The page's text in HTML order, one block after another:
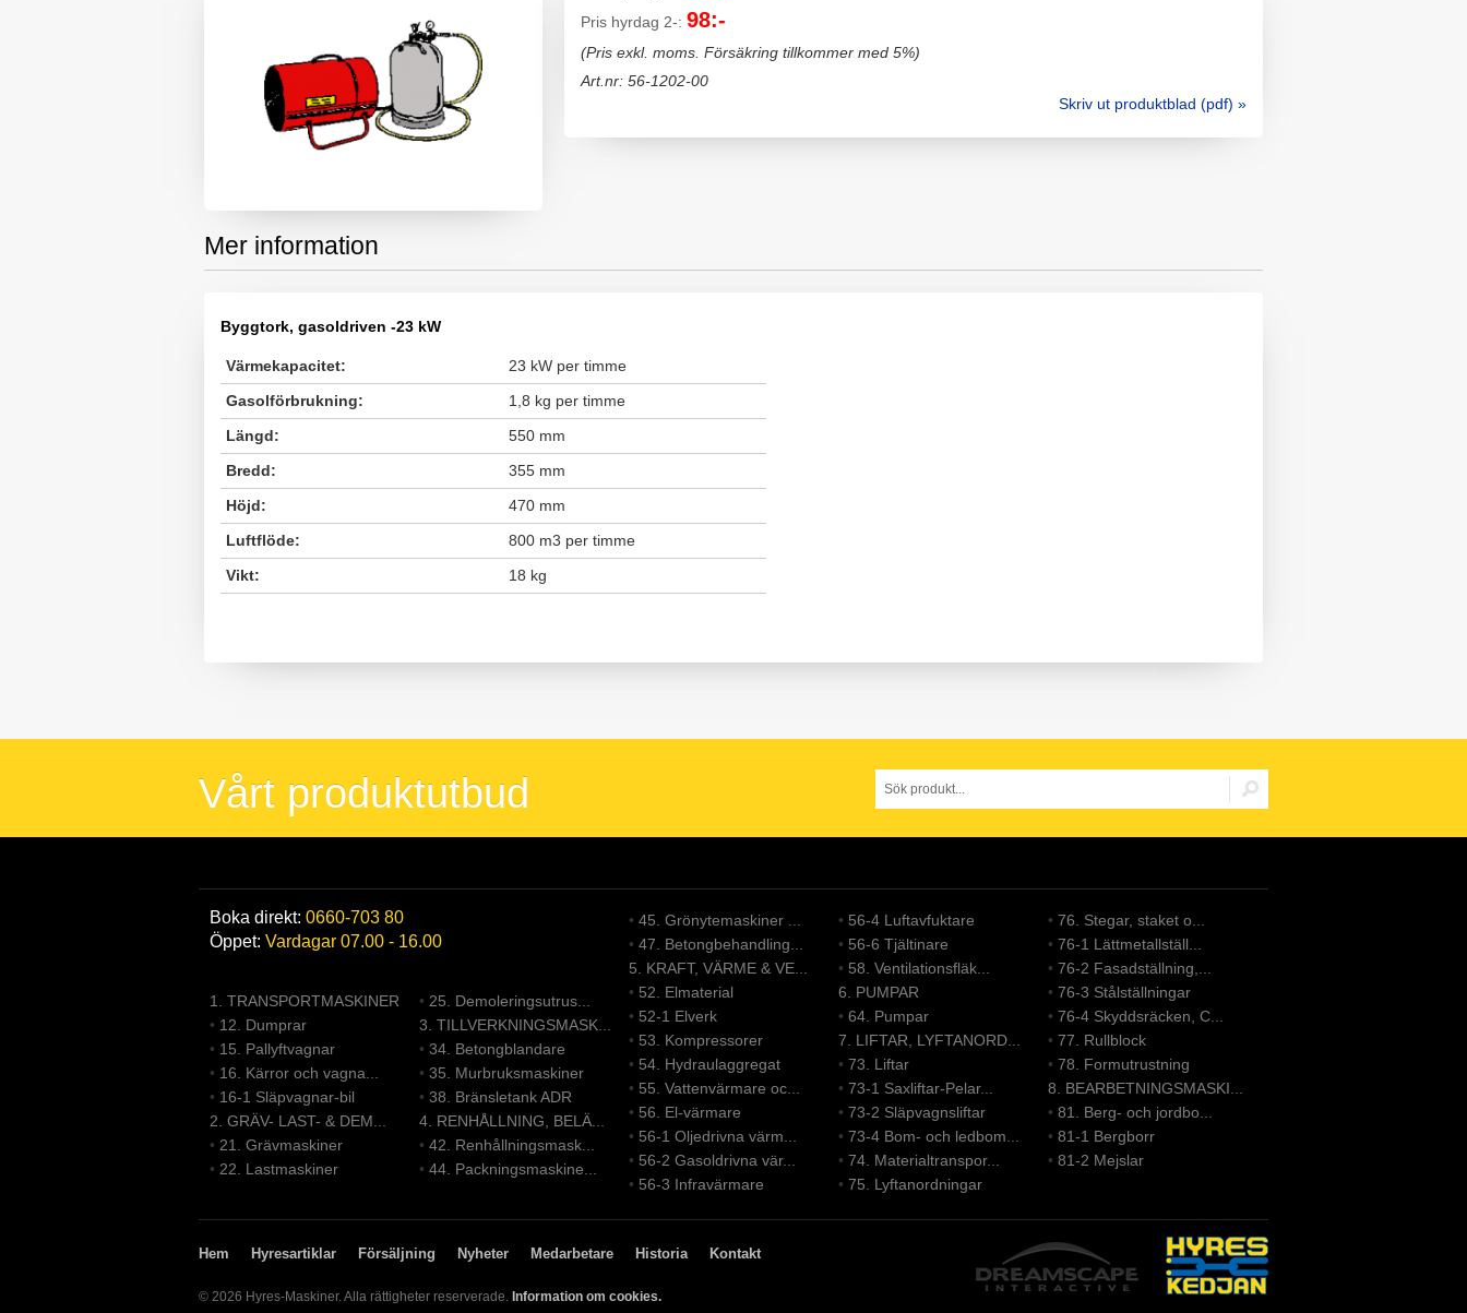
Pris hyrdag 2-: 98:-
(Pris exkl. moms. Försäkring tillkommer med 5%)
Art.nr: 56-1202-00
Skriv ut produktblad (pdf) »
Mer information
Byggtork, gasoldriven -23 kW
Värmekapacitet:
23 kW per timme
Gasolförbrukning:
1,8 kg per timme
Längd:
550 mm
Bredd:
355 mm
Höjd:
470 mm
Luftflöde:
800 m3 per timme
Vikt:
18 kg
Vårt produktutbud
Boka direkt: 0660-703 80
Öppet: Vardagar 07.00 - 16.00
1. TRANSPORTMASKINER
• 12. Dumprar
• 15. Pallyftvagnar
• 16. Kärror och vagna...
• 16-1 Släpvagnar-bil
2. GRÄV- LAST- & DEM...
• 21. Grävmaskiner
• 22. Lastmaskiner
• 25. Demoleringsutrus...
3. TILLVERKNINGSMASK...
• 34. Betongblandare
• 35. Murbruksmaskiner
• 38. Bränsletank ADR
4. RENHÅLLNING, BELÄ...
• 42. Renhållningsmask...
• 44. Packningsmaskine...
• 45. Grönytemaskiner ...
• 47. Betongbehandling...
5. KRAFT, VÄRME & VE...
• 52. Elmaterial
• 52-1 Elverk
• 53. Kompressorer
• 54. Hydraulaggregat
• 55. Vattenvärmare oc...
• 56. El-värmare
• 56-1 Oljedrivna värm...
• 56-2 Gasoldrivna vär...
• 56-3 Infravärmare
• 56-4 Luftavfuktare
• 56-6 Tjältinare
• 58. Ventilationsfläk...
6. PUMPAR
• 64. Pumpar
7. LIFTAR, LYFTANORD...
• 73. Liftar
• 73-1 Saxliftar-Pelar...
• 73-2 Släpvagnsliftar
• 73-4 Bom- och ledbom...
• 74. Materialtranspor...
• 75. Lyftanordningar
• 76. Stegar, staket o...
• 76-1 Lättmetallställ...
• 76-2 Fasadställning,...
• 76-3 Stålställningar
• 76-4 Skyddsräcken, C...
• 77. Rullblock
• 78. Formutrustning
8. BEARBETNINGSMASKI...
• 81. Berg- och jordbo...
• 81-1 Bergborr
• 81-2 Mejslar
Hem Hyresartiklar Försäljning Nyheter Medarbetare Historia Kontakt
© 2026 Hyres-Maskiner. Alla rättigheter reserverade. Information om cookies.